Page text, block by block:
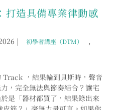
打造具備專業律動感
| 初學者講座（DTM） ,
Track ，結果輪到貝斯時，聲音
，完全無法與節奏結合？讓宅
是「器材都買了，結果錄出來